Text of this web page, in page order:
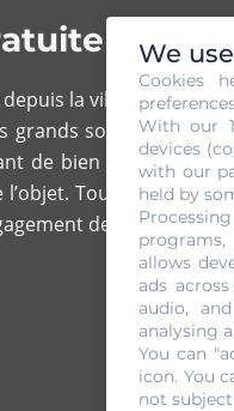
et
la ville de
grands soins. Le
de bien cerner votre
Toutes les
de votre part.
We
Cookies
With our
devices
with our
held by
programs,
allows
ads
audio,
analysing
You can
icon. You
not